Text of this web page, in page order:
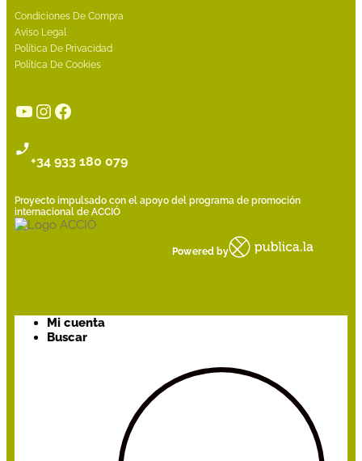
Condiciones De Compra
Aviso Legal
Política De Privacidad
Política De Cookies
YouTube
Instagram
Facebook
+34 933 180 079
Proyecto impulsado con el apoyo del programa de promoción
internacional de ACCIÓ
Powered by
Mi cuenta
Buscar